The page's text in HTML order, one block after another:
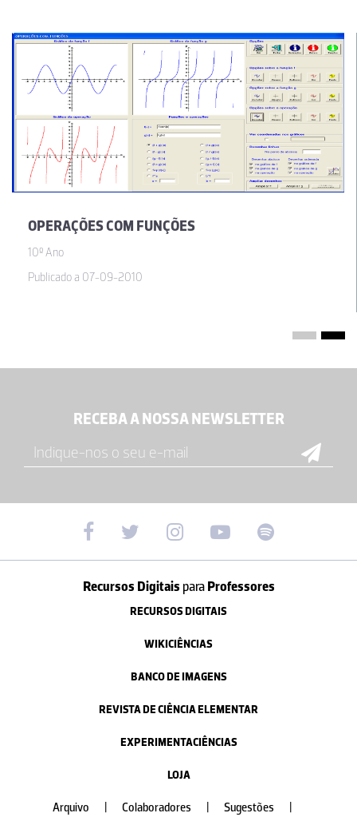
OPERAÇÕES COM FUNÇÕES
10º Ano
Publicado a 07-09-2010
RECEBA A NOSSA NEWSLETTER
Recursos Digitais paraProfessores
RECURSOS DIGITAIS
WIKICIÊNCIAS
BANCO DE IMAGENS
REVISTA DE CIÊNCIA ELEMENTAR
EXPERIMENTACIÊNCIAS
LOJA
Arquivo Colaboradores Sugestões